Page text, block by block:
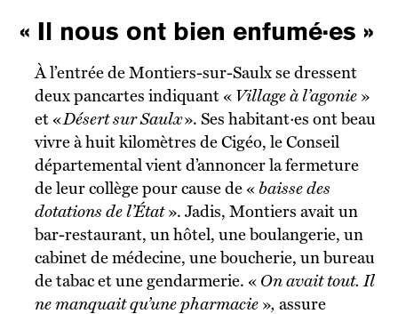
« Il nous ont bien enfumé·es »
À l’entrée de Montiers-sur-Saulx se dressent
deux pancartes indiquant « Village à l’agonie »
et «Désert sur Saulx». Ses habitant·es ont beau
vivre à huit kilomètres de Cigéo, le Conseil
départemental vient d’annoncer la fermeture
de leur collège pour cause de « baisse des
dotations de l’État». Jadis, Montiers avait un
bar-restaurant, un hôtel, une boulangerie, un
cabinet de médecine, une boucherie, un bureau
de tabac et une gendarmerie. « On avait tout. Il
ne manquait qu’une pharmacie », assure